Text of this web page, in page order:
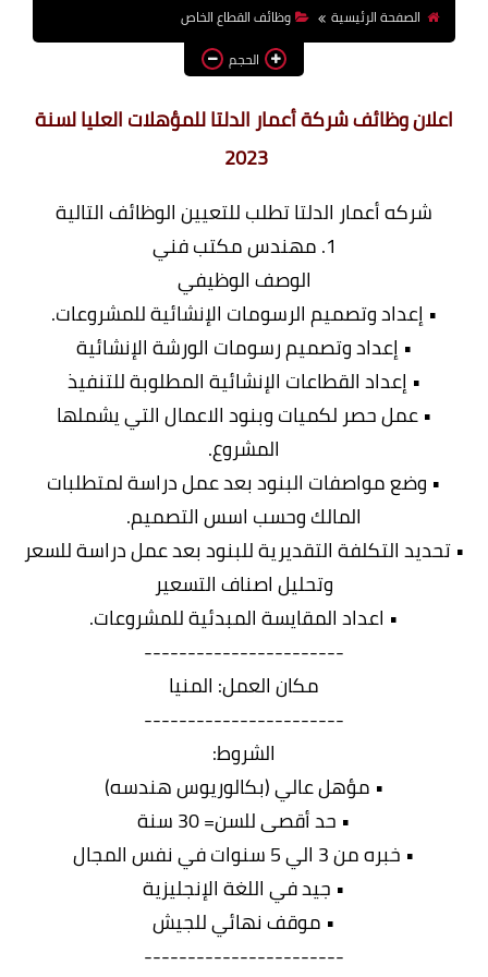
وظائف اعضاء هيئة تدريس
بالجامعات والمعاهد
اخبار
الصفحة الرئيسية
وظائف القطاع الخاص
الحجم
اعلان وظائف شركة أعمار الدلتا للمؤهلات العليا لسنة
2023
شركه أعمار الدلتا تطلب للتعيين الوظائف التالية
1. مهندس مكتب فني
الوصف الوظيفي
• إعداد وتصميم الرسومات الإنشائية للمشروعات.
• إعداد وتصميم رسومات الورشة الإنشائية
• إعداد القطاعات الإنشائية المطلوبة للتنفيذ
• عمل حصر لكميات وبنود الاعمال التي يشملها
المشروع.
• وضع مواصفات البنود بعد عمل دراسة لمتطلبات
المالك وحسب اسس التصميم.
• تحديد التكلفة التقديرية للبنود بعد عمل دراسة للسعر
وتحليل اصناف التسعير
• اعداد المقايسة المبدئية للمشروعات.
-----------------------
مكان العمل: المنيا
-----------------------
الشروط:
• مؤهل عالي (بكالوريوس هندسه)
• حد أقصى للسن= 30 سنة
• خبره من 3 الي 5 سنوات في نفس المجال
• جيد في اللغة الإنجليزية
• موقف نهائي للجيش
-----------------------